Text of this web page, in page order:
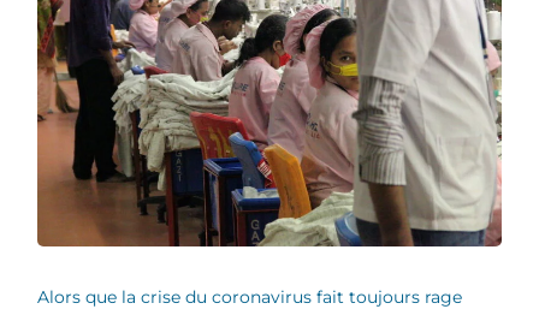
Alors que la crise du coronavirus fait toujours rage